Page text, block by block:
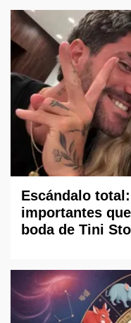
Escándalo
importantes
boda de Tini